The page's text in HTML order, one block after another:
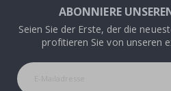
ABONNIERE
Seien Sie der Erste, der die
profitieren Sie von unseren